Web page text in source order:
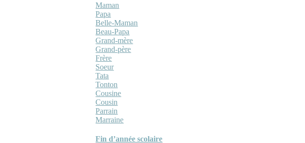
Maman
Papa
Belle-Maman
Beau-Papa
Grand-mère
Grand-père
Frère
Soeur
Tata
Tonton
Cousine
Cousin
Parrain
Marraine
Fin d’année scolaire